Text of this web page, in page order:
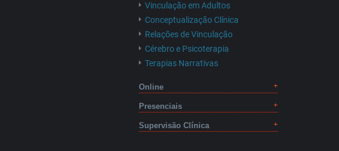
Vinculação em Adultos
Conceptualização Clínica
Relações de Vinculação
Cérebro e Psicoterapia
Terapias Narrativas
Online
Presenciais
Supervisão Clínica